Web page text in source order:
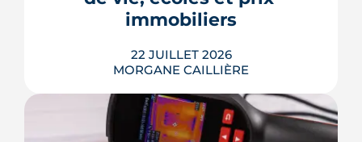
Voici les leviers concrets pour r...
LIRE L'ARTICLE
immobiliers
22 JUILLET 2026
MORGANE CAILLIÈRE